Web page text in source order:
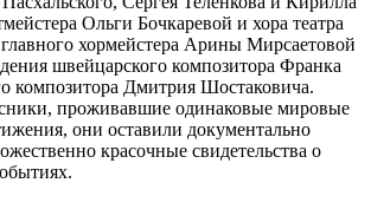
Ольги Бочкаревой и хора театра
хормейстера Арины Мирсаетовой
швейцарского композитора Франка
композитора Дмитрия Шостаковича.
проживавшие одинаковые мировые
они оставили документально
красочные свидетельства о